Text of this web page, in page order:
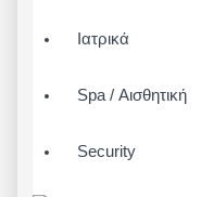
Ιατρικά
Spa / Αισθητική
Security